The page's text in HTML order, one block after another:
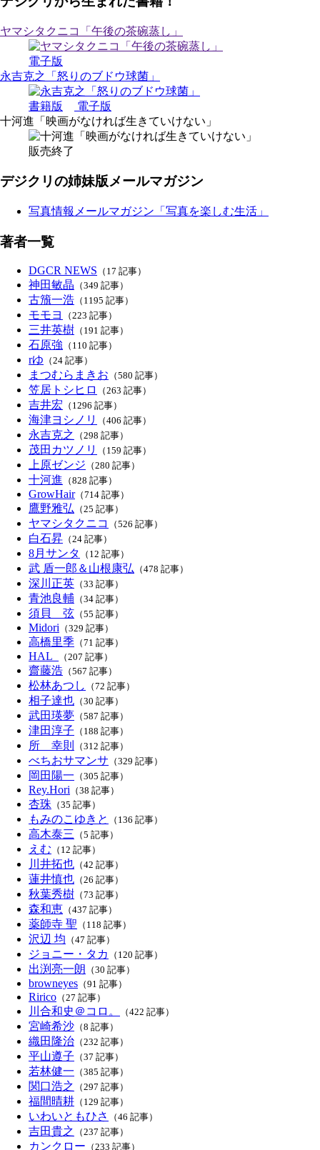
ヤマシタクニコ「午後の茶碗蒸し」
電子版
永吉克之「怒りのブドウ球菌」
書籍版
電子版
十河進「映画がなければ生きていけない」
販売終了
デジクリの姉妹版メールマガジン
写真情報メールマガジン「写真を楽しむ生活」
著者一覧
DGCR NEWS （17 記事）
神田敏晶 （349 記事）
古籏一浩 （1195 記事）
モモヨ （223 記事）
三井英樹 （191 記事）
石原強 （110 記事）
rゆ （24 記事）
まつむらまきお （580 記事）
笠居トシヒロ （263 記事）
吉井宏 （1296 記事）
海津ヨシノリ （406 記事）
永吉克之 （298 記事）
茂田カツノリ （159 記事）
上原ゼンジ （280 記事）
十河進 （828 記事）
GrowHair（714 記事）
鷹野雅弘 （25 記事）
ヤマシタクニコ （526 記事）
白石昇 （24 記事）
8月サンタ （12 記事）
武 盾一郎＆山根康弘 （478 記事）
深川正英 （33 記事）
青池良輔 （34 記事）
須貝 弦 （55 記事）
Midori （329 記事）
高橋里季 （71 記事）
HAL_ （207 記事）
齋藤浩 （567 記事）
松林あつし （72 記事）
相子達也 （30 記事）
武田瑛夢 （587 記事）
津田淳子 （188 記事）
所 幸則 （312 記事）
べちおサマンサ （329 記事）
岡田陽一 （305 記事）
Rey.Hori （38 記事）
杏珠 （35 記事）
もみのこゆきと （136 記事）
高木泰三 （5 記事）
えむ （12 記事）
川井拓也 （42 記事）
蓮井慎也 （26 記事）
秋葉秀樹 （73 記事）
森和恵 （437 記事）
薬師寺 聖 （118 記事）
沢辺 均 （47 記事）
ジョニー・タカ （120 記事）
出渕亮一朗 （30 記事）
browneyes （91 記事）
Ririco （27 記事）
川合和史＠コロ。 （422 記事）
宮崎希沙 （8 記事）
織田隆治 （232 記事）
平山遵子 （37 記事）
若林健一 （385 記事）
関口浩之 （297 記事）
福間晴耕 （129 記事）
いわいともひさ （46 記事）
吉田貴之 （237 記事）
カンクロー （233 記事）